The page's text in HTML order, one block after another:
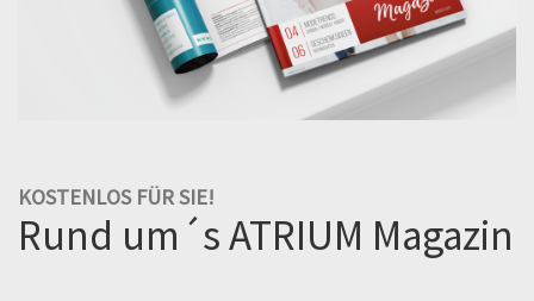
KOSTENLOS FÜR SIE!
Rund um´s ATRIUM Magazin